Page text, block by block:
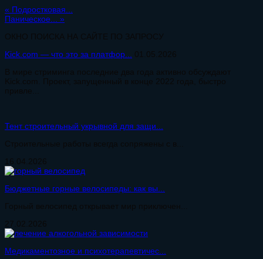
« Подростковая...
Паническое... »
ОКНО ПОИСКА НА САЙТЕ ПО ЗАПРОСУ
Kick.com — что это за платфор...
01.05.2026
В мире стриминга последние два года активно обсуждают
Kick.com. Проект, запущенный в конце 2022 года, быстро
привле...
Тент строительный укрывной для защи...
Строительные работы всегда сопряжены с в...
16.04.2026
Бюджетные горные велосипеды: как вы...
Горный велосипед открывает мир приключен...
27.02.2026
Медикаментозное и психотерапевтичес...